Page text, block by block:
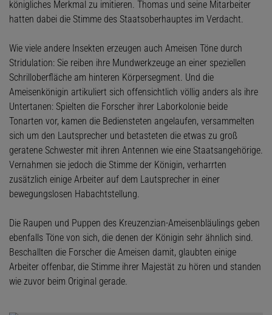
königliches Merkmal zu imitieren. Thomas und seine Mitarbeiter
hatten dabei die Stimme des Staatsoberhauptes im Verdacht.
Wie viele andere Insekten erzeugen auch Ameisen Töne durch
Stridulation: Sie reiben ihre Mundwerkzeuge an einer speziellen
Schrilloberfläche am hinteren Körpersegment. Und die
Ameisenkönigin artikuliert sich offensichtlich völlig anders als ihre
Untertanen: Spielten die Forscher ihrer Laborkolonie beide
Tonarten vor, kamen die Bediensteten angelaufen, versammelten
sich um den Lautsprecher und betasteten die etwas zu groß
geratene Schwester mit ihren Antennen wie eine Staatsangehörige.
Vernahmen sie jedoch die Stimme der Königin, verharrten
zusätzlich einige Arbeiter auf dem Lautsprecher in einer
bewegungslosen Habachtstellung.
Die Raupen und Puppen des Kreuzenzian-Ameisenbläulings geben
ebenfalls Töne von sich, die denen der Königin sehr ähnlich sind.
Beschallten die Forscher die Ameisen damit, glaubten einige
Arbeiter offenbar, die Stimme ihrer Majestät zu hören und standen
wie zuvor beim Original gerade.